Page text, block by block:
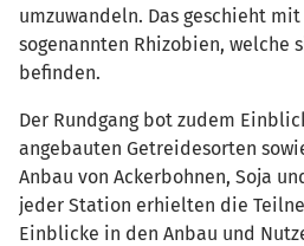
umzuwandeln. Das geschieht
sogenannten Rhizobien, welche
befinden.
Der Rundgang bot zudem
angebauten Getreidesorten
Anbau von Ackerbohnen, Soja
jeder Station erhielten die
Einblicke in den Anbau und